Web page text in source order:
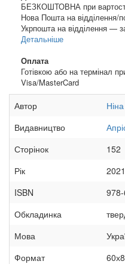
БЕЗКОШТОВНА при
Нова Пошта на відділення/
Укрпошта на відділення —
Детальніше
Оплата
Готівкою або на термінал
Visa/MasterCard
Автор
Видавництво
Сторінок
152
Рік
2021
ISBN
Обкладинка
Мова
Формат